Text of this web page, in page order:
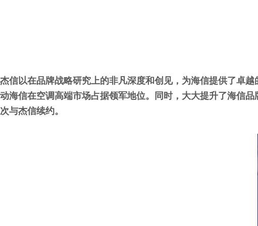
杰信以在品牌战略研究上的非凡深度和创见，为海信提供了卓
动海信在空调高端市场占据领军地位。同时，大大提升了海信
次与杰信续约。